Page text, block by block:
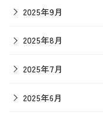
2025年9月
2025年8月
2025年7月
2025年6月